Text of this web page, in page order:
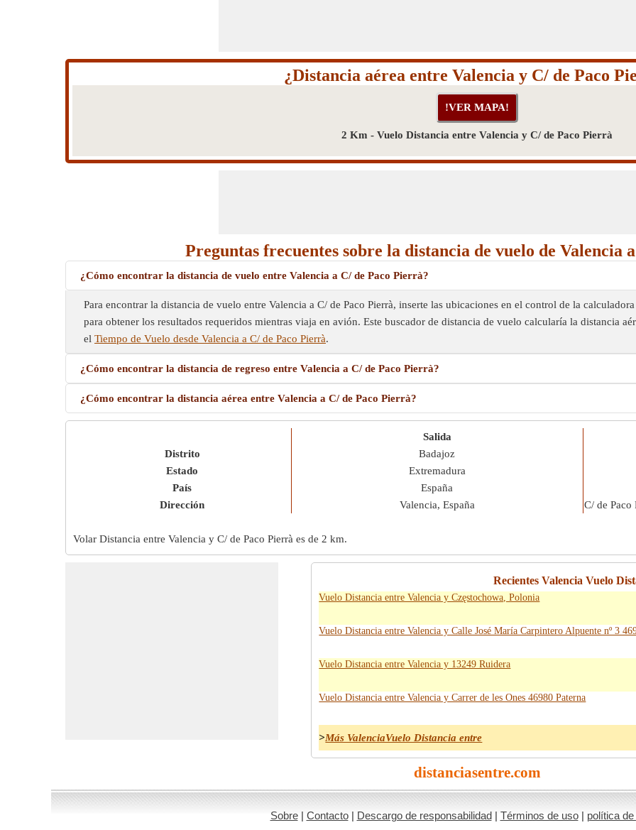
¿Distancia aérea entre Valencia y C/ de Paco
2 Km - Vuelo Distancia entre Valencia y C/ de Paco Pierrà
Preguntas frecuentes sobre la distancia de vuelo de Valencia
¿Cómo encontrar la distancia de vuelo entre Valencia a C/ de Paco Pierrà?
Para encontrar la distancia de vuelo entre Valencia a C/ de Paco Pierrà, inserte las ubicaciones en el control de la
para obtener los resultados requeridos mientras viaja en avión. Este buscador de distancia de vuelo calcularía la distancia
el Tiempo de Vuelo desde Valencia a C/ de Paco Pierrà.
¿Cómo encontrar la distancia de regreso entre Valencia a C/ de Paco Pierrà?
¿Cómo encontrar la distancia aérea entre Valencia a C/ de Paco Pierrà?
Distrito
Estado
País
Dirección
Salida
Badajoz
Extremadura
España
Valencia, España
C/ de Paco
Volar Distancia entre Valencia y C/ de Paco Pierrà es de 2 km.
Recientes Valencia Vuelo
Vuelo Distancia entre Valencia y Częstochowa, Polonia
Vuelo Distancia entre Valencia y Calle José María Carpintero Alpuente nº 3
Vuelo Distancia entre Valencia y 13249 Ruidera
Vuelo Distancia entre Valencia y Carrer de les Ones 46980 Paterna
>Más ValenciaVuelo Distancia entre
distanciasentre.com
Sobre| Contacto| Descargo de responsabilidad| Términos de uso| política